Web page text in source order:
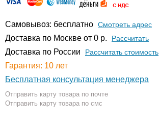
Самовывоз: бесплатно Смотреть адрес
Доставка по Москве от 0 р. Расcчитать
Доставка по России Рассчитать стоимость
Гарантия: 10 лет
Бесплатная консультация менеджера
Отправить карту товара по почте
Отправить карту товара по смс